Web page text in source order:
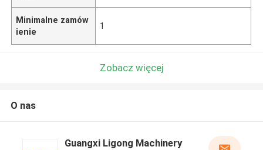
Minimalne zamów
ienie
1
Zobacz więcej
O nas
Guangxi Ligong Machinery